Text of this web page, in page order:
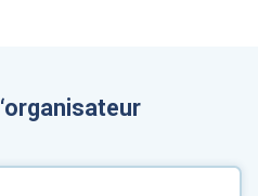
l‘organisateur